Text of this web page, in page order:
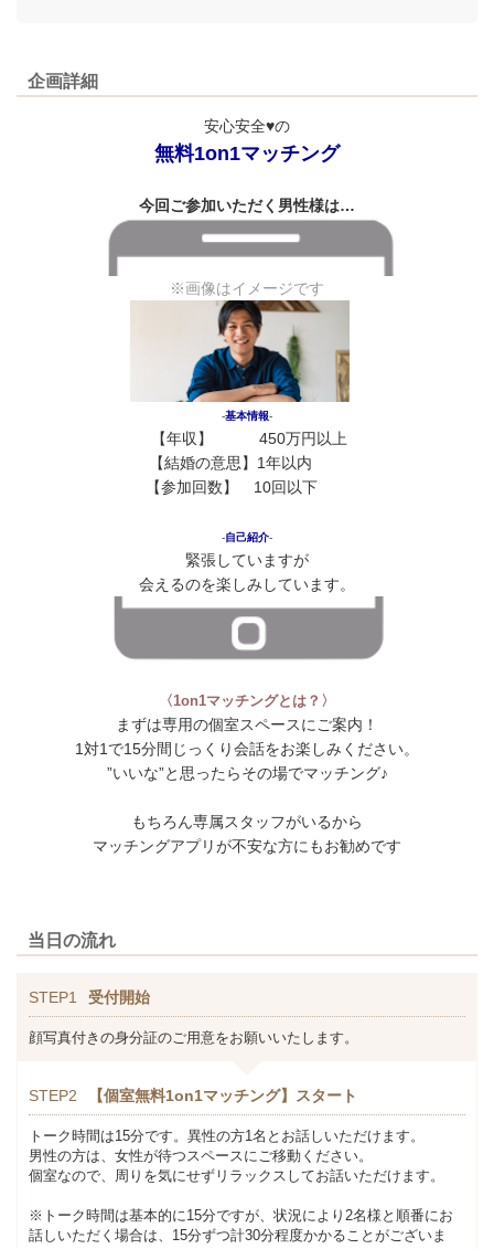
企画詳細
安心安全♥の
無料1on1マッチング
今回ご参加いただく男性様は…
※画像はイメージです
‐基本情報‐
【年収】 450万円以上
【結婚の意思】 1年以内
【参加回数】 10回以下
‐自己紹介‐
緊張していますが
会えるのを楽しみしています。
〈1on1マッチングとは？〉
まずは専用の個室スペースにご案内！
1対1で15分間じっくり会話をお楽しみください。
”いいな”と思ったらその場でマッチング♪
もちろん専属スタッフがいるから
マッチングアプリが不安な方にもお勧めです
当日の流れ
STEP1 受付開始
顔写真付きの身分証のご用意をお願いいたします。
STEP2 【個室無料1on1マッチング】スタート
トーク時間は15分です。異性の方1名とお話しいただけます。
男性の方は、女性が待つスペースにご移動ください。
個室なので、周りを気にせずリラックスしてお話いただけます。
※トーク時間は基本的に15分ですが、状況により2名様と順番にお
話しいただく場合は、15分ずつ計30分程度かかることがございま